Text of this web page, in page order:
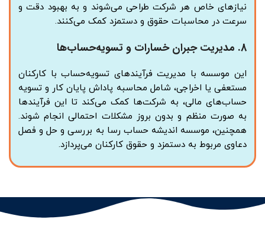
نیازهای خاص هر شرکت طراحی می‌شوند و به بهبود دقت و
سرعت در محاسبات حقوق و دستمزد کمک می‌کنند.
8. مدیریت جبران خسارات و تسویه‌حساب‌ها
این موسسه با مدیریت فرآیندهای تسویه‌حساب با کارکنان
مستعفی یا اخراجی، شامل محاسبه پاداش پایان کار و تسویه
حساب‌های مالی، به شرکت‌ها کمک می‌کند تا این فرآیندها
به صورت منظم و بدون بروز مشکلات احتمالی انجام شوند.
همچنین، موسسه اندیشه حساب رسا به بررسی و حل و فصل
دعاوی مربوط به دستمزد و حقوق کارکنان می‌پردازد.